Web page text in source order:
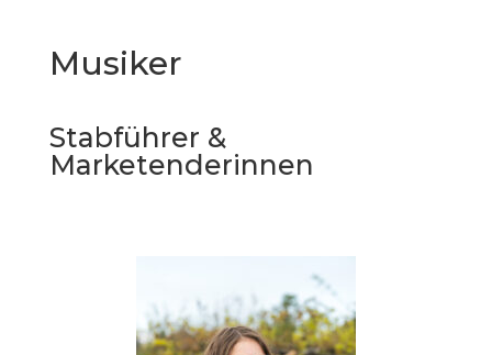
Musiker
Stabführer &
Marketenderinnen